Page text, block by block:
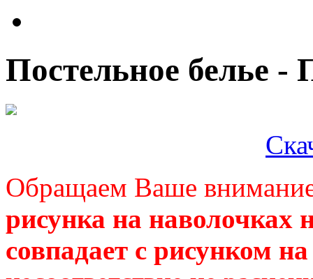
Постельное белье -
Обращаем Ваше
рисунка на наволочках
совпадает с рисунком